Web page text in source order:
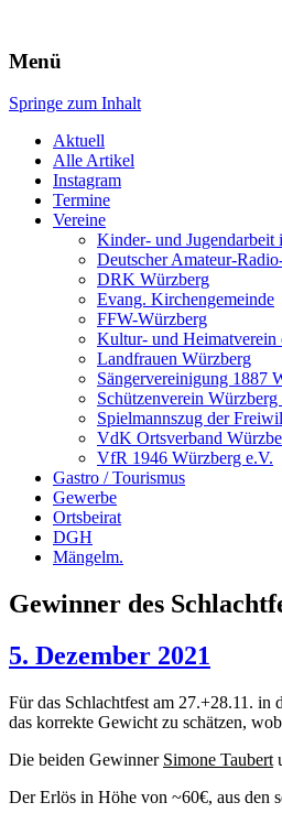
Würzberg.info
Suchen
Menü
Springe zum Inhalt
Aktuell
Alle Artikel
Instagram
Termine
Vereine
Kinder- und Jugendarbeit
Deutscher Amateur-
DRK Würzberg
Evang. Kirchengemeinde
FFW-Würzberg
Kultur- und Heimatverein
Landfrauen Würzberg
Sängervereinigung 1887
Schützenverein Würzberg
Spielmannszug der
VdK Ortsverband
VfR 1946 Würzberg e.V.
Gastro / Tourismus
Gewerbe
Ortsbeirat
DGH
Mängelm.
Gewinner des
5. Dezember 2021
Für das Schlachtfest am 27.+28.11. in
das korrekte Gewicht zu schätzen,
Die beiden Gewinner Simone Taubert
Der Erlös in Höhe von ~60€, aus den